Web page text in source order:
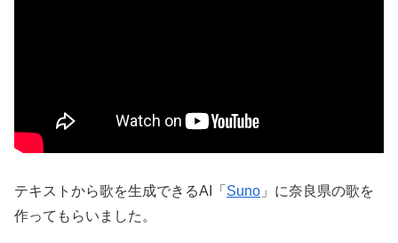
テキストから歌を生成できるAI「 Suno 」に奈良県の歌を
作ってもらいました。